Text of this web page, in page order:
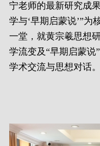
宁老师的最新研究成
学与‘早期启蒙说’”为
一堂，就黄宗羲思想
学流变及“早期启蒙说
学术交流与思想对话。